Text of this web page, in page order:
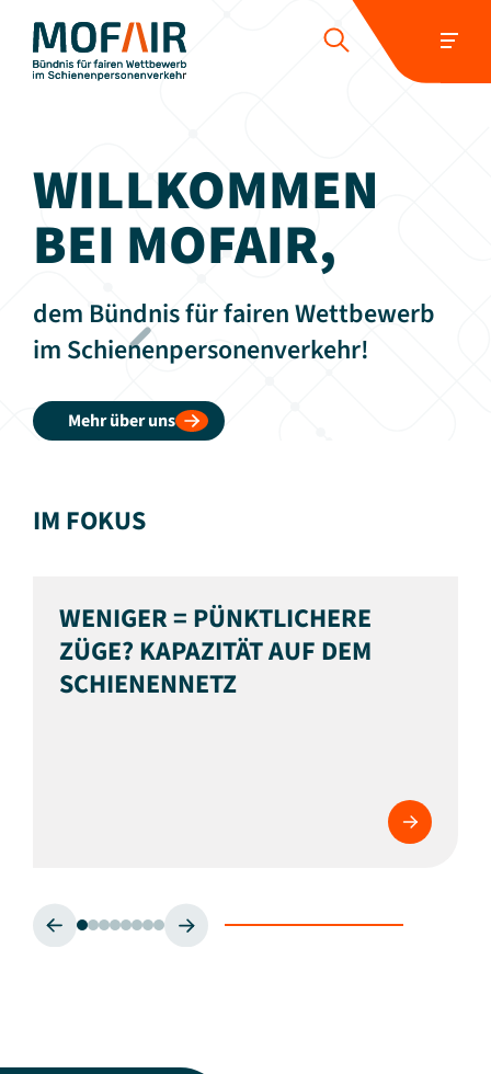
WETTBEWERBER-REPORT
PRESSE UND NEUIGKEITEN
SCHIENENJOBS
KONTAKT
Folgen Sie uns:
WILLKOMMEN
BEI MOFAIR,
dem Bündnis für fairen Wettbewerb
im Schienenpersonenverkehr!
Mehr über uns
IM FOKUS
WENIGER = PÜNKTLICHERE
ZÜGE? KAPAZITÄT AUF DEM
SCHIENENNETZ